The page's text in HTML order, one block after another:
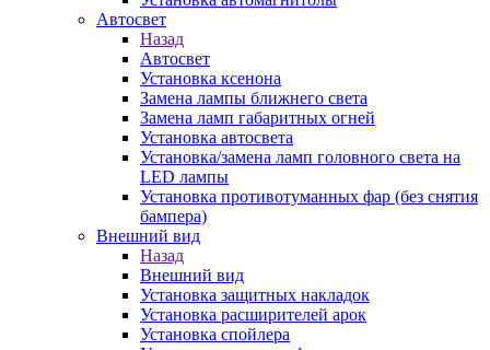
Автосвет
Назад
Автосвет
Установка ксенона
Замена лампы ближнего света
Замена ламп габаритных огней
Установка автосвета
Установка/замена ламп головного света на
LED лампы
Установка противотуманных фар (без снятия
бампера)
Внешний вид
Назад
Внешний вид
Установка защитных накладок
Установка расширителей арок
Установка спойлера